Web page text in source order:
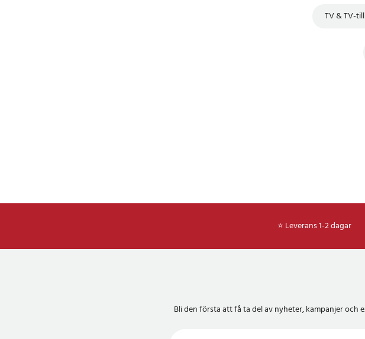
TV & TV-
⭐ Leverans 1-2 dagar
Bli den första att få ta del av nyheter, kampanjer